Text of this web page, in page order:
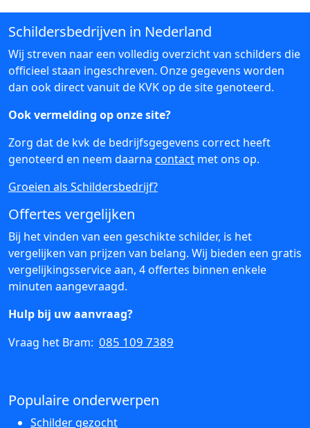
Schildersbedrijven in Nederland
Wij streven naar een volledig overzicht van schilders die
officieel staan ingeschreven. Onze gegevens worden
dan ook direct vanuit de KVK op de site genoteerd.
Ook vermelding op onze site?
Zorg dat de kvk de bedrijfsgegevens correct heeft
genoteerd en neem daarna contact met ons op.
Groeien als Schildersbedrijf?
Offertes vergelijken
Bij het vinden van een geschikte schilder, is het
vergelijken van prijzen van belang. Wij bieden een gratis
vergelijkingsservice aan, 4 offertes binnen enkele
minuten aangevraagd.
Hulp bij uw aanvraag?
Vraag het Bram: 085 109 7389
Populaire onderwerpen
Schilder gezocht